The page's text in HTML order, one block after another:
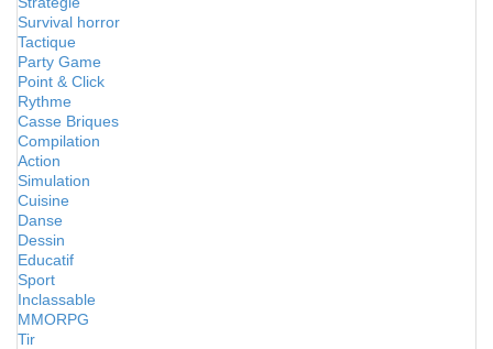
Survival horror
Tactique
Party Game
Point & Click
Rythme
Casse Briques
Compilation
Action
Simulation
Cuisine
Danse
Dessin
Educatif
Sport
Inclassable
MMORPG
Tir